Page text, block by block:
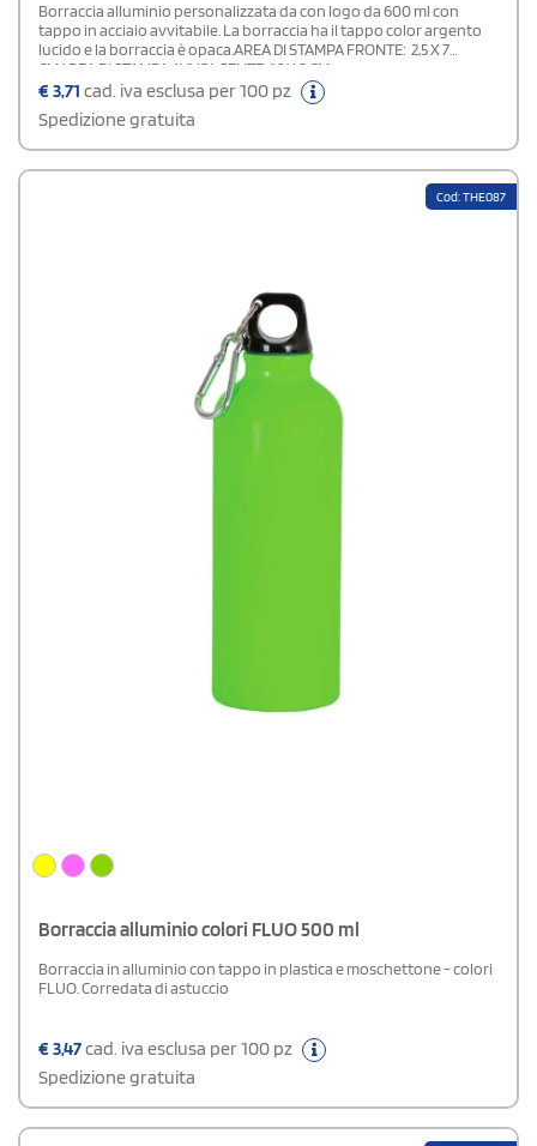
Borraccia alluminio personalizzata da con logo da 600 ml con
tappo in acciaio avvitabile. La borraccia ha il tappo color argento
lucido e la borraccia è opaca.AREA DI STAMPA FRONTE: 2,5 X 7
CMAREA DI STAMPA AVVOLGENTE: 16 X 8 CM
€3,71 cad. iva esclusa per 100 pz
Spedizione gratuita
Cod: THE087
Borraccia alluminio colori FLUO 500 ml
Borraccia in alluminio con tappo in plastica e moschettone - colori
FLUO. Corredata di astuccio
€3,47cad. iva esclusa per 100 pz
Spedizione gratuita